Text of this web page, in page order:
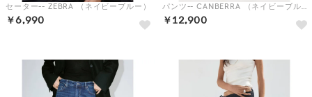
セーター-- ZEBRA （ネイビーブルー）
￥6,990
パンツ-- CANBERRA （ネイビーブルー）
￥12,900